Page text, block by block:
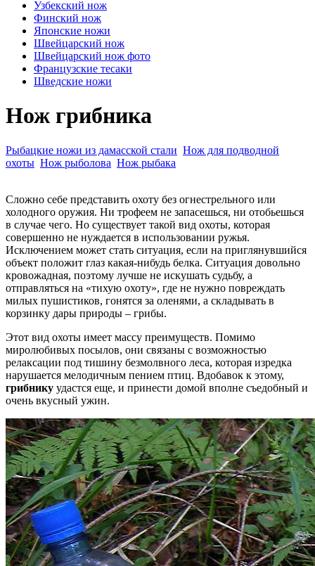
Узбекский нож
Финский нож
Японские ножи
Швейцарский нож
Швейцарский нож фото
Французские тесаки
Шведские ножи
Нож грибника
Рыбацкие ножи из дамасской стали Нож для подводной
охоты Нож рыболова Нож рыбака
Сложно себе представить охоту без огнестрельного или
холодного оружия. Ни трофеем не запасешься, ни отобьешься
в случае чего. Но существует такой вид охоты, которая
совершенно не нуждается в использовании ружья.
Исключением может стать ситуация, если на приглянувшийся
объект положит глаз какая-нибудь белка. Ситуация довольно
кровожадная, поэтому лучше не искушать судьбу, а
отправляться на «тихую охоту», где не нужно повреждать
милых пушистиков, гонятся за оленями, а складывать в
корзинку дары природы – грибы.
Этот вид охоты имеет массу преимуществ. Помимо
миролюбивых посылов, они связаны с возможностью
релаксации под тишину безмолвного леса, которая изредка
нарушается мелодичным пением птиц. Вдобавок к этому,
грибнику удастся еще, и принести домой вполне съедобный и
очень вкусный ужин.